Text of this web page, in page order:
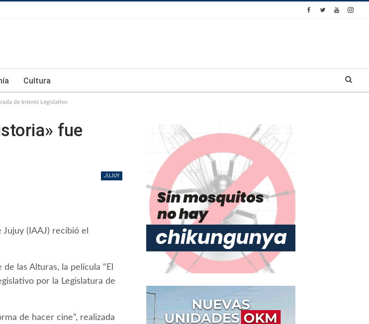
Cultura
de Interés Legislativo
fue
JUJUY
(IAAJ) recibió el
las Alturas, la película “El
por la Legislatura de
de hacer cine”, realizada